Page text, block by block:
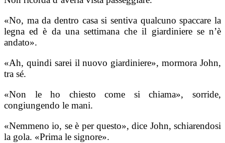
«No, ma da dentro casa si sentiva qualcuno spaccare la
legna ed è da una settimana che il giardiniere se n’è
andato».
«Ah, quindi sarei il nuovo giardiniere», mormora John,
tra sé.
«Non le ho chiesto come si chiama», sorride,
congiungendo le mani.
«Nemmeno io, se è per questo», dice John, schiarendosi
la gola. «Prima le signore».